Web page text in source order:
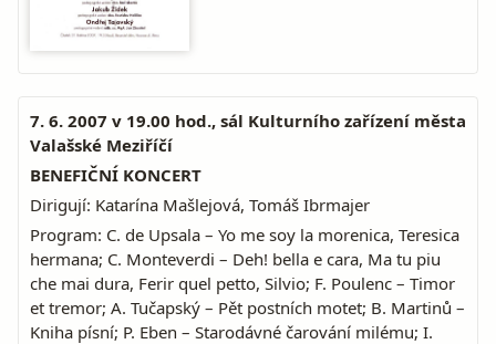
7. 6. 2007 v 19.00 hod., sál Kulturního zařízení města
Valašské Meziříčí
BENEFIČNÍ KONCERT
Dirigují: Katarína Mašlejová, Tomáš Ibrmajer
Program: C. de Upsala – Yo me soy la morenica, Teresica
hermana; C. Monteverdi – Deh! bella e cara, Ma tu piu
che mai dura, Ferir quel petto, Silvio; F. Poulenc – Timor
et tremor; A. Tučapský – Pět postních motet; B. Martinů –
Kniha písní; P. Eben – Starodávné čarování milému; I.